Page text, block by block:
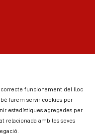
funcionament del lloc
farem servir cookies per
estadístiques agregades per
relacionada amb les seves